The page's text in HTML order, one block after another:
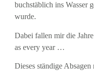
buchstäblich ins Wasser
wurde.
Dabei fallen mir die
as every year …
Dieses ständige